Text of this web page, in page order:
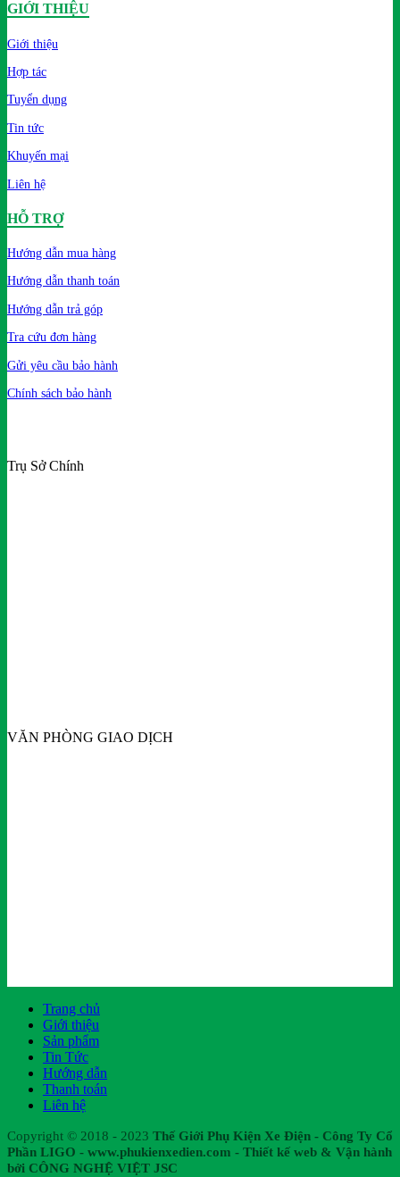
GIỚI THIỆU
Giới thiệu
Hợp tác
Tuyển dụng
Tin tức
Khuyến mại
Liên hệ
HỖ TRỢ
Hướng dẫn mua hàng
Hướng dẫn thanh toán
Hướng dẫn trả góp
Tra cứu đơn hàng
Gửi yêu cầu bảo hành
Chính sách bảo hành
Trụ Sở Chính
VĂN PHÒNG GIAO DỊCH
Trang chủ
Giới thiệu
Sản phẩm
Tin Tức
Hướng dẫn
Thanh toán
Liên hệ
Copyright © 2018 - 2023 Thế Giới Phụ Kiện Xe Điện - Công Ty Cổ
Phần LIGO - www.phukienxedien.com - Thiết kế web & Vận hành
bởi CÔNG NGHỆ VIỆT JSC